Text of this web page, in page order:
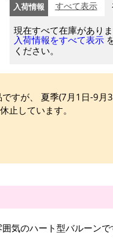
入荷情報 すべて表示
現在すべて在庫がありま
入荷情報をすべて表示
ください。
すが、 夏季(7月1日-9月
止しています。
気のハート型バルーンで